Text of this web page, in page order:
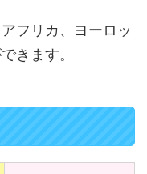
フリカ、ヨーロッ
きます。